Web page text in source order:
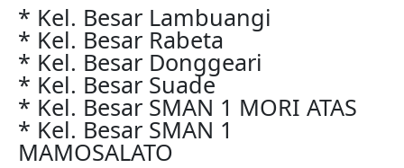
* Kel. Besar Lambuangi
* Kel. Besar Rabeta
* Kel. Besar Donggeari
* Kel. Besar Suade
* Kel. Besar SMAN 1 MORI ATAS
* Kel. Besar SMAN 1
MAMOSALATO